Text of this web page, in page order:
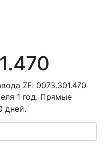
ZF: 0073.301.470
1 год. Прямые
дней.